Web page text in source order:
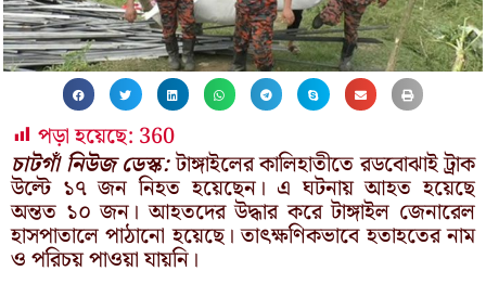
পড়া হয়েছে: 360
চাটগাঁ নিউজ ডেস্ক:টাঙ্গাইলের কালিহাতীতে রডবোঝাই ট্রাক
উল্টে ১৭ জন নিহত হয়েছেন। এ ঘটনায় আহত হয়েছে
অন্তত ১০ জন। আহতদের উদ্ধার করে টাঙ্গাইল জেনারেল
হাসপাতালে পাঠানো হয়েছে। তাৎক্ষণিকভাবে হতাহতের নাম
ও পরিচয় পাওয়া যায়নি।